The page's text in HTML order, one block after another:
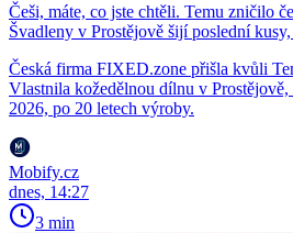
Češi, máte, co jste chtěli. Temu zničilo
Švadleny v Prostějově šijí poslední
Česká firma FIXED.zone přišla kvůli
Vlastnila kožedělnou dílnu v
2026, po 20 letech výroby.
Mobify.cz
dnes, 14:27
3 min